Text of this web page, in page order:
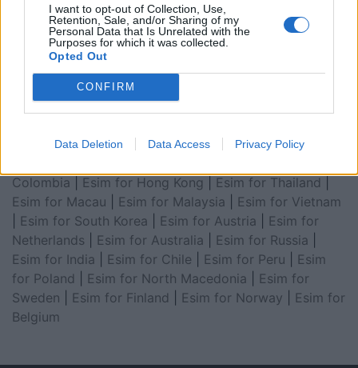
I want to opt-out of Collection, Use,
Retention, Sale, and/or Sharing of my
Personal Data that Is Unrelated with the
Purposes for which it was collected.
Opted Out
CONFIRM
Data Deletion Data Access Privacy Policy
Emirates|Esim for Balkans|Esim for Morocco
for China|Esim for United Kingdom|Esim for Africa
Esim for Latin America |Esim for GCC Gulf
Cooperation Council
South America|Esim for Canada
Esim for Japan|Esim for Albania
South Africa|Esim for Algeria|Esim for Portugal
Colombia
Esim for Hong Kong Esim for Thailand
Esim for Macau
Esim for Malaysia
Esim for Vietnam
Esim for South Korea Esim for Austria
Esim for
Netherlands
Esim for Australia Esim for Russia
Esim for India
Esim for Chile Esim for Peru
Esim
for Poland
Esim for North Macedonia
Esim for
Sweden
Esim for Finland Esim for Norway
Esim for
Belgium